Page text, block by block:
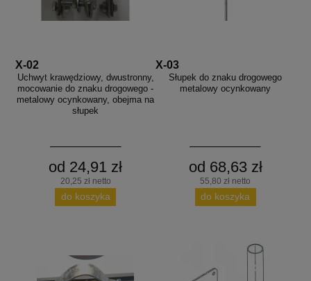
X-02
Uchwyt krawędziowy, dwustronny,
mocowanie do znaku drogowego -
metalowy ocynkowany, obejma na
słupek
od 24,91 zł
20,25 zł netto
do koszyka
X-03
Słupek do znaku drogowego
metalowy ocynkowany
od 68,63 zł
55,80 zł netto
do koszyka